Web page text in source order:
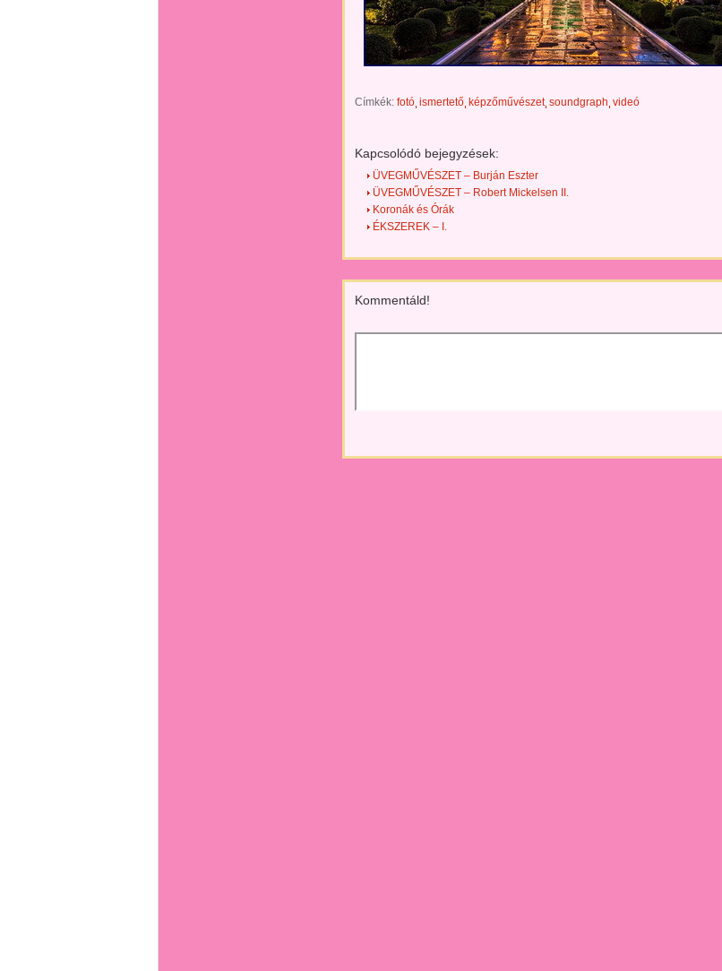
Címkék: fotó ismertető képzőművészet soundgraph videó
Kapcsolódó bejegyzések:
ÜVEGMŰVÉSZET – Burján Eszter
ÜVEGMŰVÉSZET – Robert Mickelsen II.
Koronák és Órák
ÉKSZEREK – I.
Kommentáld!